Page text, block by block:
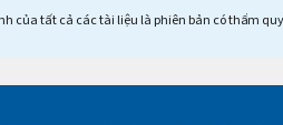
của tất cả các tài liệu là phiên bản có thẩm